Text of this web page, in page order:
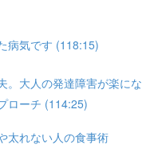
病気です (118:15)
大人の発達障害が楽にな
ローチ (114:25)
れない人の食事術